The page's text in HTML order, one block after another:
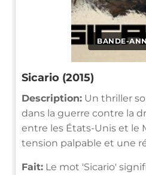
BANDE-
Sicario (2015)
Description: Un thriller
dans la guerre contre la
entre les États-Unis et le
tension palpable et une
Fait: Le mot 'Sicario'